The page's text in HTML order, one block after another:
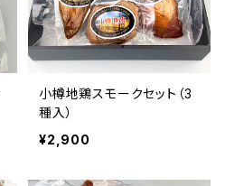
小樽地鶏スモークセット（3
種入）
¥2,900